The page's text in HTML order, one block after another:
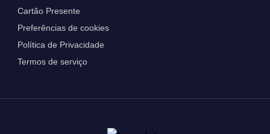
Cartão Presente
Preferências de cookies
Política de Privacidade
Termos de serviço